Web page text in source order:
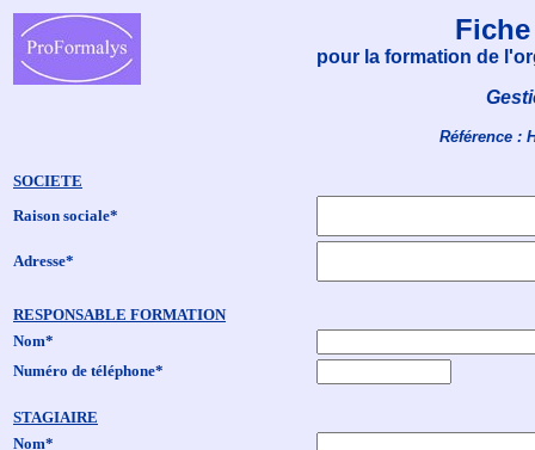
pour la formation de
Référence :
SOCIETE
Raison sociale*
Adresse*
RESPONSABLE FORMATION
Nom*
Numéro de téléphone*
STAGIAIRE
Nom*